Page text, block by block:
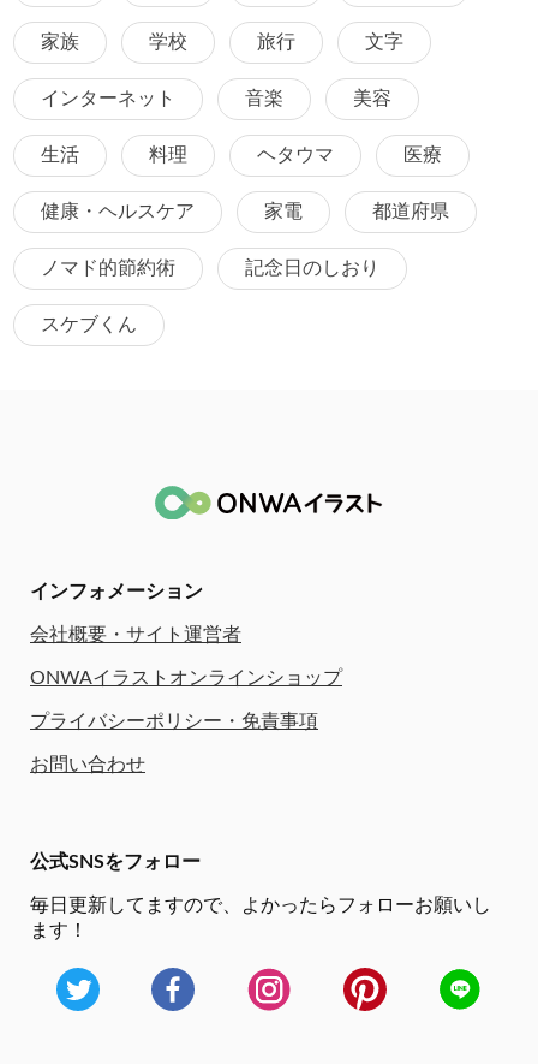
家族 学校 旅行 文字
インターネット 音楽 美容
生活 料理 ヘタウマ 医療
健康・ヘルスケア 家電 都道府県
ノマド的節約術 記念日のしおり
スケブくん
インフォメーション
会社概要・サイト運営者
ONWAイラストオンラインショップ
プライバシーポリシー・免責事項
お問い合わせ
公式SNSをフォロー
毎日更新してますので、
よかったらフォローお願いし
ます！